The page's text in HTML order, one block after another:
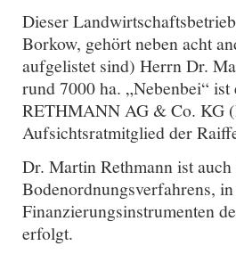
Dieser
Borkow, gehört neben acht
aufgelistet sind) Herrn Dr.
rund 7000 ha. „Nebenbei“
RETHMANN AG & Co. KG
Aufsichtsratmitglied der
Dr. Martin Rethmann ist
Bodenordnungsverfahrens,
Finanzierungsinstrumenten
erfolgt.